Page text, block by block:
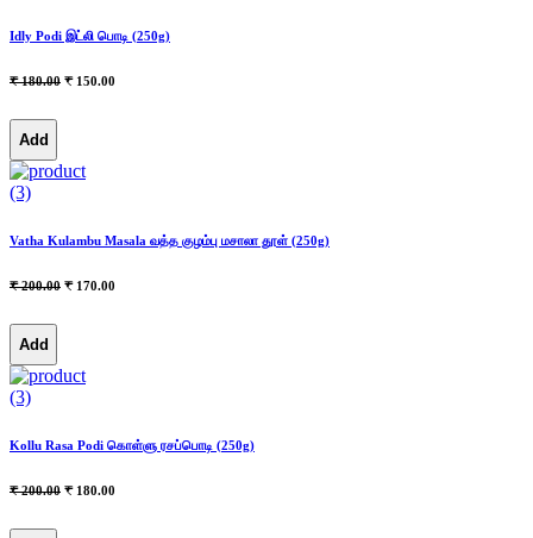
Idly Podi இட்லி பொடி (250g)
₹ 180.00 ₹ 150.00
Add
(3)
Vatha Kulambu Masala வத்த குழம்பு மசாலா தூள் (250g)
₹ 200.00 ₹ 170.00
Add
(3)
Kollu Rasa Podi கொள்ளு ரசப்பொடி (250g)
₹ 200.00 ₹ 180.00